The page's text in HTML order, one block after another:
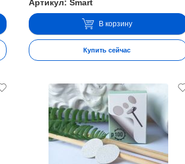
Артикул: Smart
В корзину
Купить сейчас